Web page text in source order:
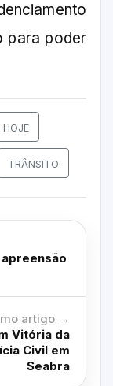
para poder
HOJE
TRÂNSITO
artigo →
Vitória da
Civil em
Seabra